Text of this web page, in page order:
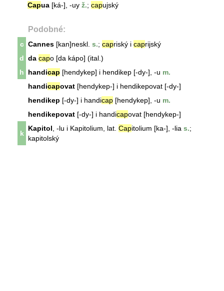
Capua [ká-], -uy ž.; capujský
Podobné:
c Cannes [kan]neskl. s.; capriský i caprijský
d da capo [da kápo] (ital.)
h
handicap [hendykep] i hendikep [-dy-], -u m.
handicapovat [hendykep-] i hendikepovat [-dy-]
hendikep [-dy-] i handicap [hendykep], -u m.
hendikepovat [-dy-] i handicapovat [hendykep-]
k
Kapitol , -lu i Kapitolium, lat. Capitolium [ka-], -lia s.;
kapitolský